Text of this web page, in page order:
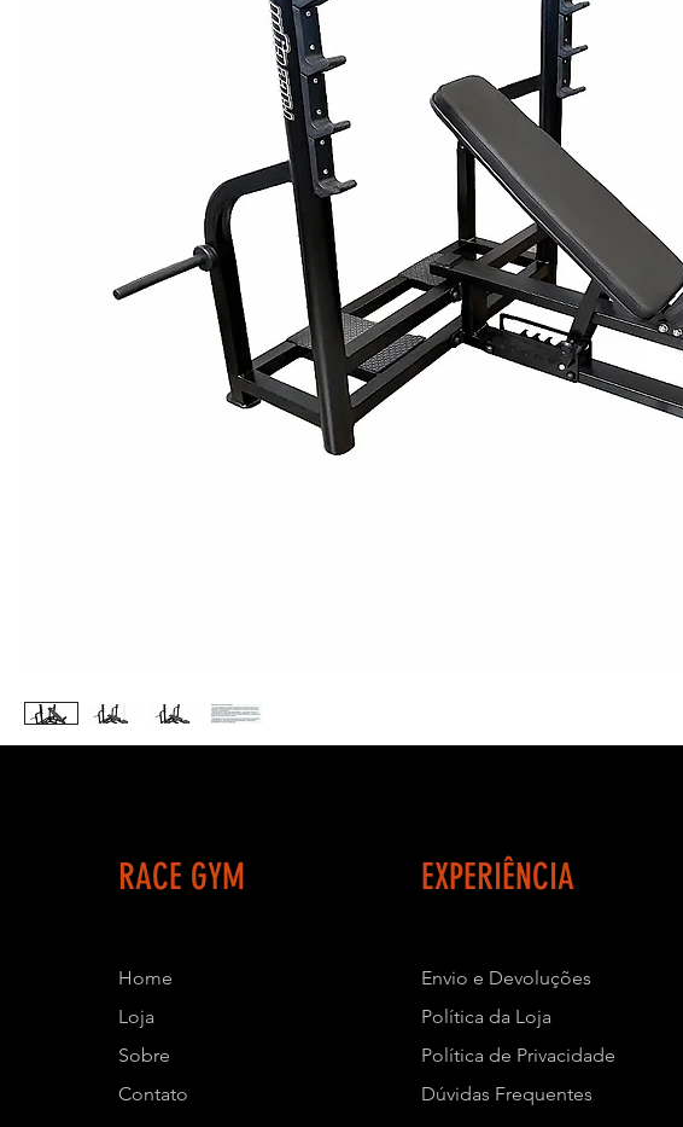
RACE GYM
Home
Loja
Sobre
Contato
EXPERIÊNCIA
Envio e Devoluções
Política da Loja
Política de Privacidade
Dúvidas Frequentes